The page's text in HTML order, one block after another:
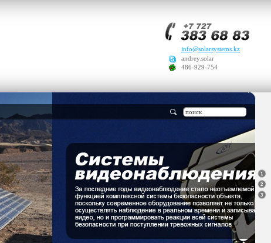
info@solarsystems.kz
andrey.solar
486-929-754